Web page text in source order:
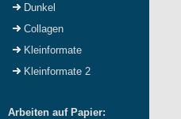
Dunkel
Collagen
Kleinformate
Kleinformate 2
Arbeiten auf Papier: